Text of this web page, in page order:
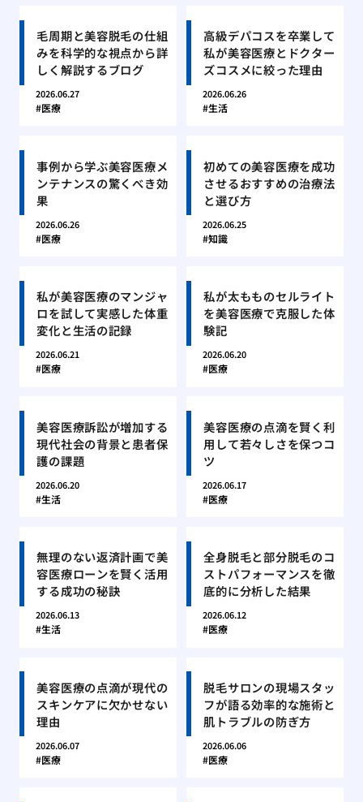
毛周期と美容脱毛の仕組
みを科学的な視点から詳
しく解説するブログ
2026.06.27
医療
高級デパコスを卒業して
私が美容医療とドクター
ズコスメに絞った理由
2026.06.26
生活
事例から学ぶ美容医療メ
ンテナンスの驚くべき効
果
2026.06.26
医療
初めての美容医療を成功
させるおすすめの治療法
と選び方
2026.06.25
知識
私が美容医療のマンジャ
ロを試して実感した体重
変化と生活の記録
2026.06.21
医療
私が太もものセルライト
を美容医療で克服した体
験記
2026.06.20
医療
美容医療訴訟が増加する
現代社会の背景と患者保
護の課題
2026.06.20
生活
美容医療の点滴を賢く利
用して若々しさを保つコ
ツ
2026.06.17
医療
無理のない返済計画で美
容医療ローンを賢く活用
する成功の秘訣
2026.06.13
生活
全身脱毛と部分脱毛のコ
ストパフォーマンスを徹
底的に分析した結果
2026.06.12
医療
美容医療の点滴が現代の
スキンケアに欠かせない
理由
2026.06.07
医療
脱毛サロンの現場スタッ
フが語る効率的な施術と
肌トラブルの防ぎ方
2026.06.06
医療